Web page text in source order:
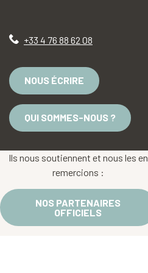
+33 4 76 88 62 08
NOUS ÉCRIRE
QUI SOMMES-NOUS ?
Ils nous soutiennent et nous les en
remercions :
NOS PARTENAIRES
OFFICIELS